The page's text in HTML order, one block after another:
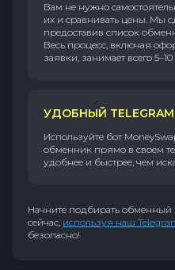
Вам не нужно
их и сравнивать цены. Мы
предоставив список
Весь процесс, включая
заявки, занимает всего
УДОБНЫЙ
Используйте бот
обменник прямо в своем
удобнее и быстрее, чем
Начните подбирать
сейчас, используя наш
безопасно!